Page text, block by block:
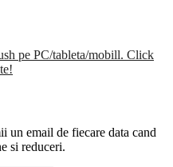
pe PC/tableta/mobill. Click
un email de fiecare data cand
si reduceri.